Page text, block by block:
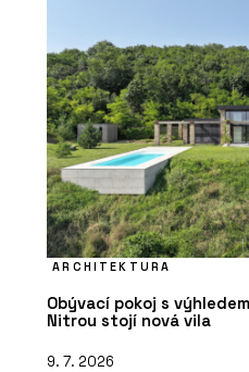
ARCHITEKTURA
Obývací pokoj s
Nitrou stojí nová vila
9. 7. 2026